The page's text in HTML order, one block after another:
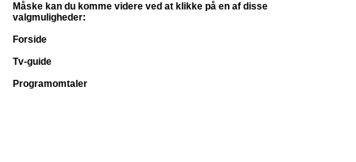
Måske kan du komme videre ved at klikke på en af disse
valgmuligheder:
Forside
Tv-guide
Programomtaler